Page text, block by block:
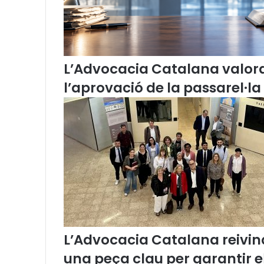
L’Advocacia Catalana
l’aprovació de la passarel·la
L’Advocacia Catalana
una peça clau per garantir